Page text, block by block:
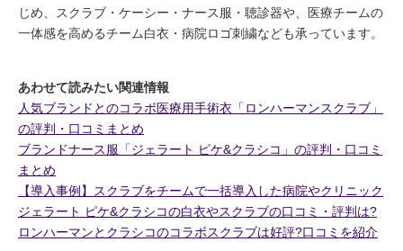
じめ、スクラブ・ケーシー・ナース服・聴診器や、医療チームの
一体感を高めるチーム白衣・病院ロゴ刺繍なども承っています。
あわせて読みたい関連情報
人気ブランドとのコラボ医療用手術衣「ロンハーマンスクラブ」
の評判・口コミまとめ
ブランドナース服「ジェラート ピケ&クラシコ」の評判・口コミ
まとめ
【導入事例】スクラブをチームで一括導入した病院やクリニック
ジェラート ピケ&クラシコの白衣やスクラブの口コミ・評判は?
ロンハーマンとクラシコのコラボスクラブは好評?口コミを紹介